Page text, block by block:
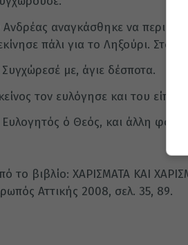
αναγκάσθηκε να
πάλι για το Ληξούρι. Στο
με, άγιε δέσποτα.
τον ευλόγησε και του είπε:
ό Θεός, και άλλη φορά
το βιβλίο: ΧΑΡΙΣΜΑΤΑ ΚΑΙ
Αττικής 2008, σελ. 35, 89.